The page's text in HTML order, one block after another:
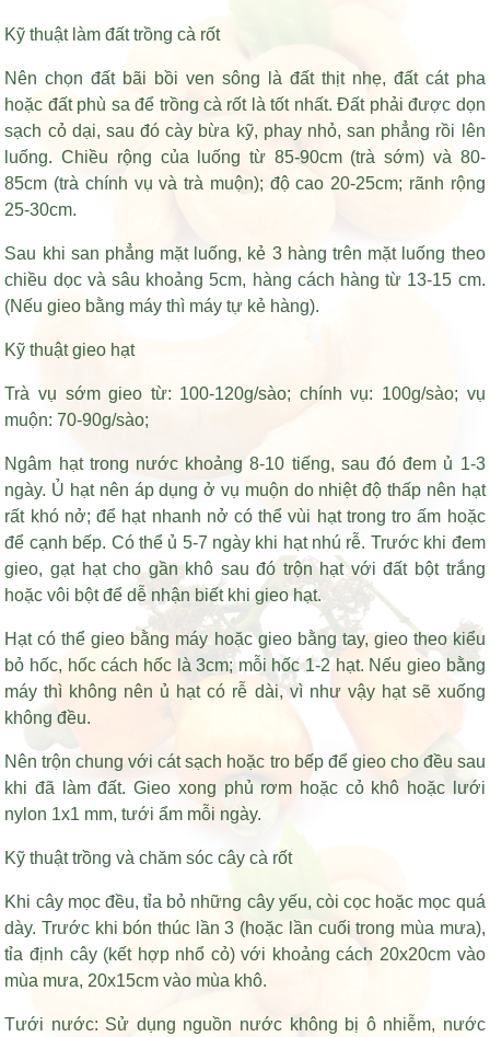
Kỹ thuật làm đất trồng cà rốt
Nên chọn đất bãi bồi ven sông là đất thịt nhẹ, đất cát pha
hoặc đất phù sa để trồng cà rốt là tốt nhất. Đất phải được dọn
sạch cỏ dại, sau đó cày bừa kỹ, phay nhỏ, san phẳng rồi lên
luống. Chiều rộng của luống từ 85-90cm (trà sớm) và 80-
85cm (trà chính vụ và trà muộn); độ cao 20-25cm; rãnh rộng
25-30cm.
Sau khi san phẳng mặt luống, kẻ 3 hàng trên mặt luống theo
chiều dọc và sâu khoảng 5cm, hàng cách hàng từ 13-15 cm.
(Nếu gieo bằng máy thì máy tự kẻ hàng).
Kỹ thuật gieo hạt
Trà vụ sớm gieo từ: 100-120g/sào; chính vụ: 100g/sào; vụ
muộn: 70-90g/sào;
Ngâm hạt trong nước khoảng 8-10 tiếng, sau đó đem ủ 1-3
ngày. Ủ hạt nên áp dụng ở vụ muộn do nhiệt độ thấp nên hạt
rất khó nở; để hạt nhanh nở có thể vùi hạt trong tro ấm hoặc
để cạnh bếp. Có thể ủ 5-7 ngày khi hạt nhú rễ. Trước khi đem
gieo, gạt hạt cho gần khô sau đó trộn hạt với đất bột trắng
hoặc vôi bột để dễ nhận biết khi gieo hạt.
Hạt có thể gieo bằng máy hoặc gieo bằng tay, gieo theo kiểu
bỏ hốc, hốc cách hốc là 3cm; mỗi hốc 1-2 hạt. Nếu gieo bằng
máy thì không nên ủ hạt có rễ dài, vì như vậy hạt sẽ xuống
không đều.
Nên trộn chung với cát sạch hoặc tro bếp để gieo cho đều sau
khi đã làm đất. Gieo xong phủ rơm hoặc cỏ khô hoặc lưới
nylon 1x1 mm, tưới ẩm mỗi ngày.
Kỹ thuật trồng và chăm sóc cây cà rốt
Khi cây mọc đều, tỉa bỏ những cây yếu, còi cọc hoặc mọc quá
dày. Trước khi bón thúc lần 3 (hoặc lần cuối trong mùa mưa),
tỉa định cây (kết hợp nhổ cỏ) với khoảng cách 20x20cm vào
mùa mưa, 20x15cm vào mùa khô.
Tưới nước: Sử dụng nguồn nước không bị ô nhiễm, nước